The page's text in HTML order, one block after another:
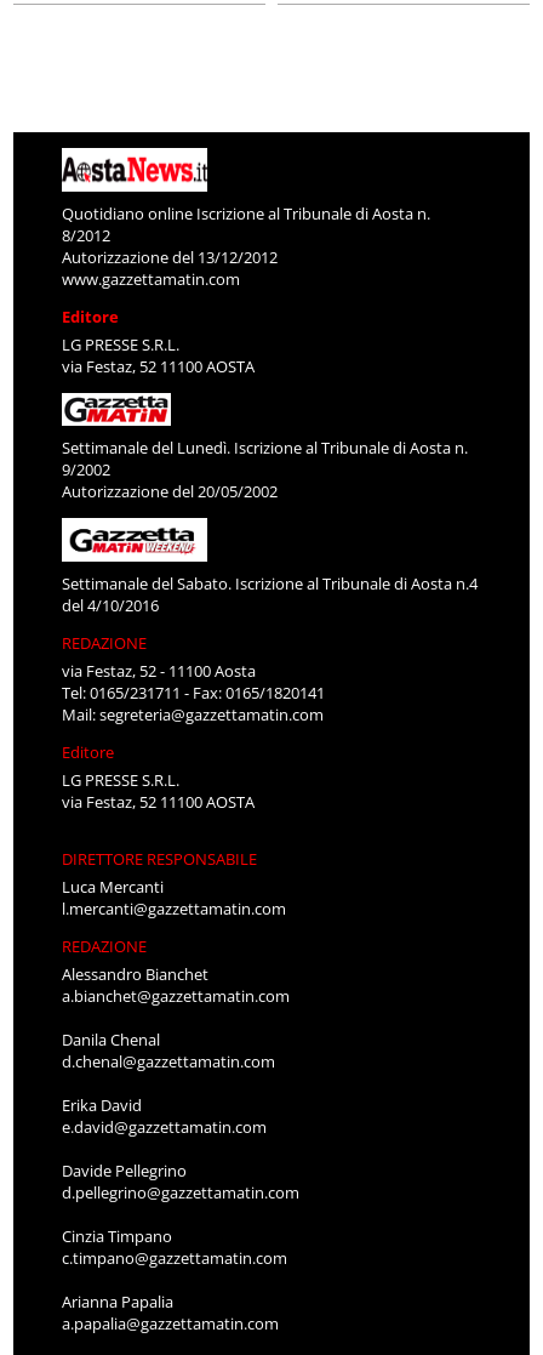
Quotidiano online Iscrizione al Tribunale di Aosta n.
8/2012
Autorizzazione del 13/12/2012
www.gazzettamatin.com
Editore
LG PRESSE S.R.L.
via Festaz, 52 11100 AOSTA
Settimanale del Lunedì. Iscrizione al Tribunale di Aosta n.
9/2002
Autorizzazione del 20/05/2002
Settimanale del Sabato. Iscrizione al Tribunale di Aosta n.4
del 4/10/2016
REDAZIONE
via Festaz, 52 - 11100 Aosta
Tel: 0165/231711 - Fax: 0165/1820141
Mail:segreteria@gazzettamatin.com
Editore
LG PRESSE S.R.L.
via Festaz, 52 11100 AOSTA
DIRETTORE RESPONSABILE
Luca Mercanti
l.mercanti@gazzettamatin.com
REDAZIONE
Alessandro Bianchet
a.bianchet@gazzettamatin.com
Danila Chenal
d.chenal@gazzettamatin.com
Erika David
e.david@gazzettamatin.com
Davide Pellegrino
d.pellegrino@gazzettamatin.com
Cinzia Timpano
c.timpano@gazzettamatin.com
Arianna Papalia
a.papalia@gazzettamatin.com